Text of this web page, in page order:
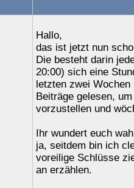
Hallo,
das ist jetzt nun
Die besteht darin
20:00) sich eine
letzten zwei
Beiträge gelesen,
vorzustellen und
Ihr wundert euch
ja, seitdem bin ich
voreilige Schlüsse
an erzählen.